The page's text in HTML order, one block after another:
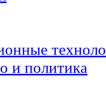
и политика